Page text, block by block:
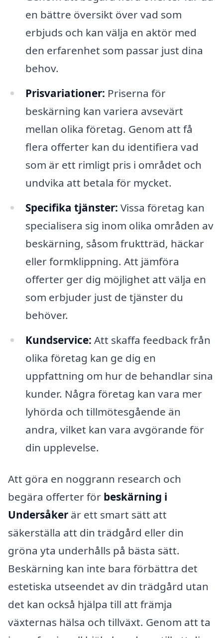
en bättre översikt över vad som
erbjuds och kan välja en aktör med
den erfarenhet som passar just dina
behov.
Prisvariationer: Priserna för
beskärning kan variera avsevärt
mellan olika företag. Genom att få
flera offerter kan du identifiera vad
som är ett rimligt pris i området och
undvika att betala för mycket.
Specifika tjänster: Vissa företag kan
specialisera sig inom olika områden av
beskärning, såsom fruktträd, häckar
eller formklippning. Att jämföra
offerter ger dig möjlighet att välja en
som erbjuder just de tjänster du
behöver.
Kundservice: Att skaffa feedback från
olika företag kan ge dig en
uppfattning om hur de behandlar sina
kunder. Några företag kan vara mer
lyhörda och tillmötesgående än
andra, vilket kan vara avgörande för
din upplevelse.
Att göra en noggrann research och
begära offerter för beskärning i
Undersåker är ett smart sätt att
säkerställa att din trädgård eller din
gröna yta underhålls på bästa sätt.
Beskärning kan inte bara förbättra det
estetiska utseendet av din trädgård utan
det kan också hjälpa till att främja
växternas hälsa och tillväxt. Genom att ta